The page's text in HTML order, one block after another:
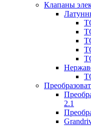
Клапаны
2.1